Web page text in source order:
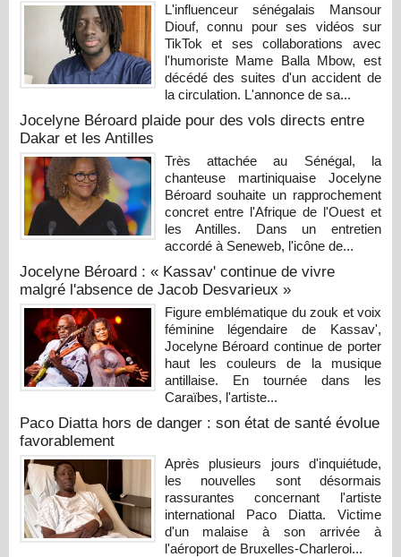
L'influenceur sénégalais Mansour
Diouf, connu pour ses vidéos sur
TikTok et ses collaborations avec
l'humoriste Mame Balla Mbow, est
décédé des suites d'un accident de
la circulation. L'annonce de sa...
Jocelyne Béroard plaide pour des vols directs entre
Dakar et les Antilles
Très attachée au Sénégal, la
chanteuse martiniquaise Jocelyne
Béroard souhaite un rapprochement
concret entre l'Afrique de l'Ouest et
les Antilles. Dans un entretien
accordé à Seneweb, l'icône de...
Jocelyne Béroard : « Kassav' continue de vivre
malgré l'absence de Jacob Desvarieux »
Figure emblématique du zouk et voix
féminine légendaire de Kassav',
Jocelyne Béroard continue de porter
haut les couleurs de la musique
antillaise. En tournée dans les
Caraïbes, l'artiste...
Paco Diatta hors de danger : son état de santé évolue
favorablement
Après plusieurs jours d'inquiétude,
les nouvelles sont désormais
rassurantes concernant l'artiste
international Paco Diatta. Victime
d'un malaise à son arrivée à
l'aéroport de Bruxelles-Charleroi...